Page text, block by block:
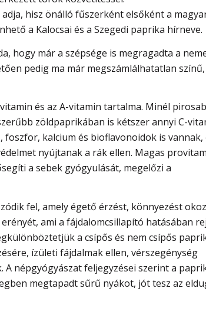
hisz önálló fűszerként elsőként a
a Kalocsai és a Szegedi paprika hírneve.
hogy már a szépsége is megragadta a
pedig ma már megszámlálhatatlan
és az A-vitamin tartalma. Minél
zöldpaprikában is kétszer annyi C-
kalcium és bioflavonoidok is vannak,
nyújtanak a rák ellen. Magas
a sebek gyógyulását, megelőzi a
fel, amely égető érzést, könnyezést okoz
ami a fájdalomcsillapító hatásában
a csípős és nem csípős
ízületi fájdalmak ellen, vérszegénység
A népgyógyászat feljegyzései szerint a
megtapadt sűrű nyákot, jót tesz az